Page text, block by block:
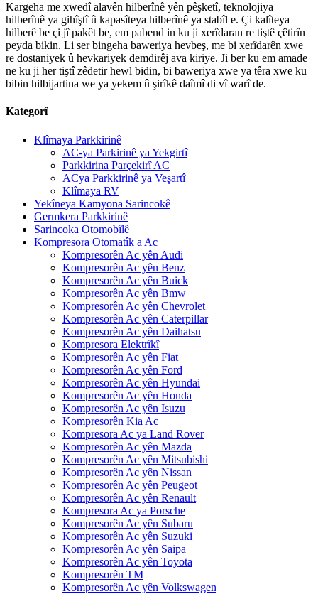
Kargeha me xwedî alavên hilberînê yên pêşketî, teknolojiya
hilberînê ya gihîştî û kapasîteya hilberînê ya stabîl e. Çi kalîteya
hilberê be çi jî pakêt be, em pabend in ku ji xerîdaran re tiştê çêtirîn
peyda bikin. Li ser bingeha baweriya hevbeş, me bi xerîdarên xwe
re dostaniyek û hevkariyek demdirêj ava kiriye. Ji ber ku em amade
ne ku ji her tiştî zêdetir hewl bidin, bi baweriya xwe ya têra xwe ku
bibin hilbijartina we ya yekem û şirîkê daîmî di vî warî de.
Kategorî
Klîmaya Parkkirinê
AC-ya Parkirinê ya Yekgirtî
Parkkirina Parçekirî AC
ACya Parkkirinê ya Veşartî
Klîmaya RV
Yekîneya Kamyona Sarincokê
Germkera Parkkirinê
Sarincoka Otomobîlê
Kompresora Otomatîk a Ac
Kompresorên Ac yên Audi
Kompresorên Ac yên Benz
Kompresorên Ac yên Buick
Kompresorên Ac yên Bmw
Kompresorên Ac yên Chevrolet
Kompresorên Ac yên Caterpillar
Kompresorên Ac yên Daihatsu
Kompresora Elektrîkî
Kompresorên Ac yên Fiat
Kompresorên Ac yên Ford
Kompresorên Ac yên Hyundai
Kompresorên Ac yên Honda
Kompresorên Ac yên Isuzu
Kompresorên Kia Ac
Kompresora Ac ya Land Rover
Kompresorên Ac yên Mazda
Kompresorên Ac yên Mitsubishi
Kompresorên Ac yên Nissan
Kompresorên Ac yên Peugeot
Kompresorên Ac yên Renault
Kompresora Ac ya Porsche
Kompresorên Ac yên Subaru
Kompresorên Ac yên Suzuki
Kompresorên Ac yên Saipa
Kompresorên Ac yên Toyota
Kompresorên TM
Kompresorên Ac yên Volkswagen